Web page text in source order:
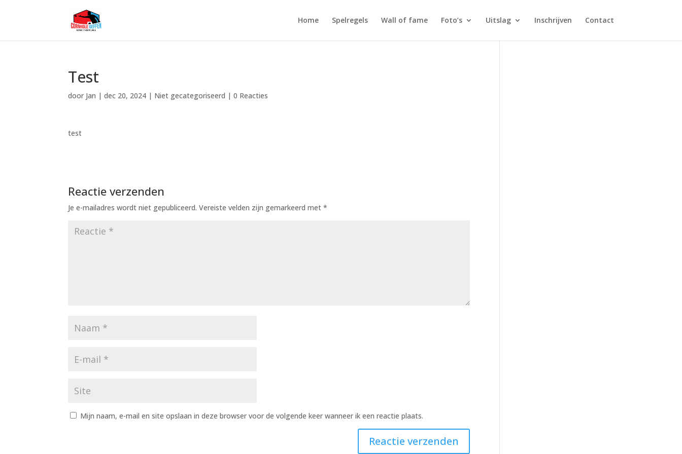
Home Spelregels Wall of fame Foto’s Uitslag Inschrijven Contact
Test
door Jan |dec 20, 2024 | Niet gecategoriseerd |0 Reacties
test
Reactie verzenden
Je e-mailadres wordt niet gepubliceerd. Vereiste velden zijn gemarkeerd met*
Mijn naam, e-mail en site opslaan in deze browser voor de volgende keer wanneer ik een reactie plaats.